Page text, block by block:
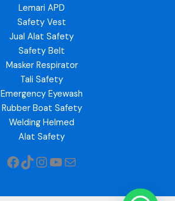
Lemari APD
Safety Vest
Jual Alat Safety
Safety Belt
Masker Respirator
Tali Safety
Emergency Eyewash
Rubber Boat Safety
Welding Helmed
Alat Safety